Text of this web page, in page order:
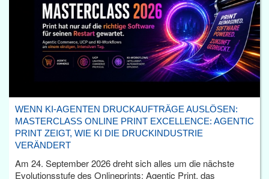
WENN KI-AGENTEN DRUCKAUFTRÄGE AUSLÖSEN:
MASTERCLASS ONLINE PRINT EXCELLENCE: AGENTIC
PRINT ZEIGT, WIE KI DIE DRUCKINDUSTRIE
VERÄNDERT
Am 24. September 2026 dreht sich alles um die nächste
Evolutionsstufe des Onlineprints: Agentic Print, das